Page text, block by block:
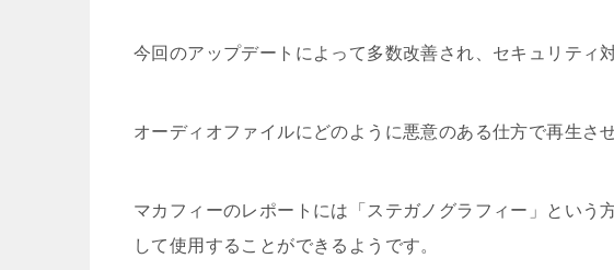
今回のアップデートによって多数改善され、セキュリティ
オーディオファイルにどのように悪意のある仕方で再生さ
マカフィーのレポートには「ステガノグラフィー」という
して使用することができるようです。